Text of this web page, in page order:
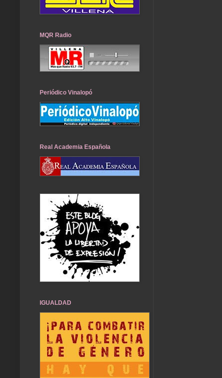
MQR Radio
Periódico Vinalopó
Real Academia Española
IGUALDAD